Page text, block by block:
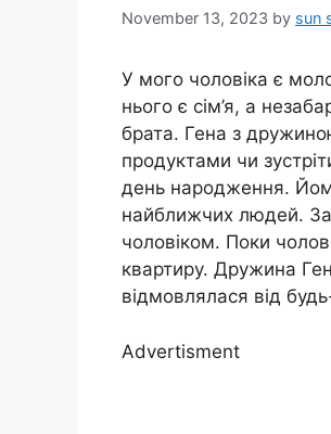
November 13, 2023 by sun
У мого чоловіка є
нього є сім’я, а
брата. Гена з
продуктами чи
день народження.
найближчих людей.
чоловіком. Поки
квартиру. Дружина
відмовлялася від
Advertisment